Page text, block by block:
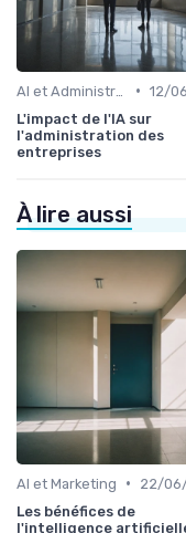
• 12/
L'impact de l'IA sur
l'administration des
entreprises
À lire aussi
AI et Marketing •
22/
Les bénéfices de
l'intelligence